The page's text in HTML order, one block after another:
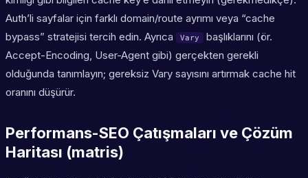
Auth’li sayfalar için farklı domain/route ayrımı veya “cache
bypass” stratejisi tercih edin. Ayrıca
Vary
başlıklarını (ör.
Accept-Encoding, User-Agent gibi) gerçekten gerekli
olduğunda tanımlayın; gereksiz Vary sayısını artırmak cache hit
oranını düşürür.
Performans-SEO Çatışmaları ve Çözüm
Haritası (matris)